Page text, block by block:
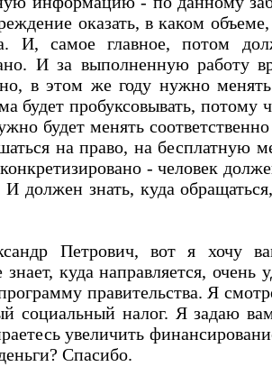
оказать, в каком
И, самое главное, потом
И за выполненную работу
в этом же году нужно
будет пробуксовывать, потому
будет менять
на право, на бесплатную
- человек
И должен знать, куда
Петрович, вот я хочу
куда направляется, очень
правительства. Я
социальный налог. Я задаю
увеличить
Спасибо.